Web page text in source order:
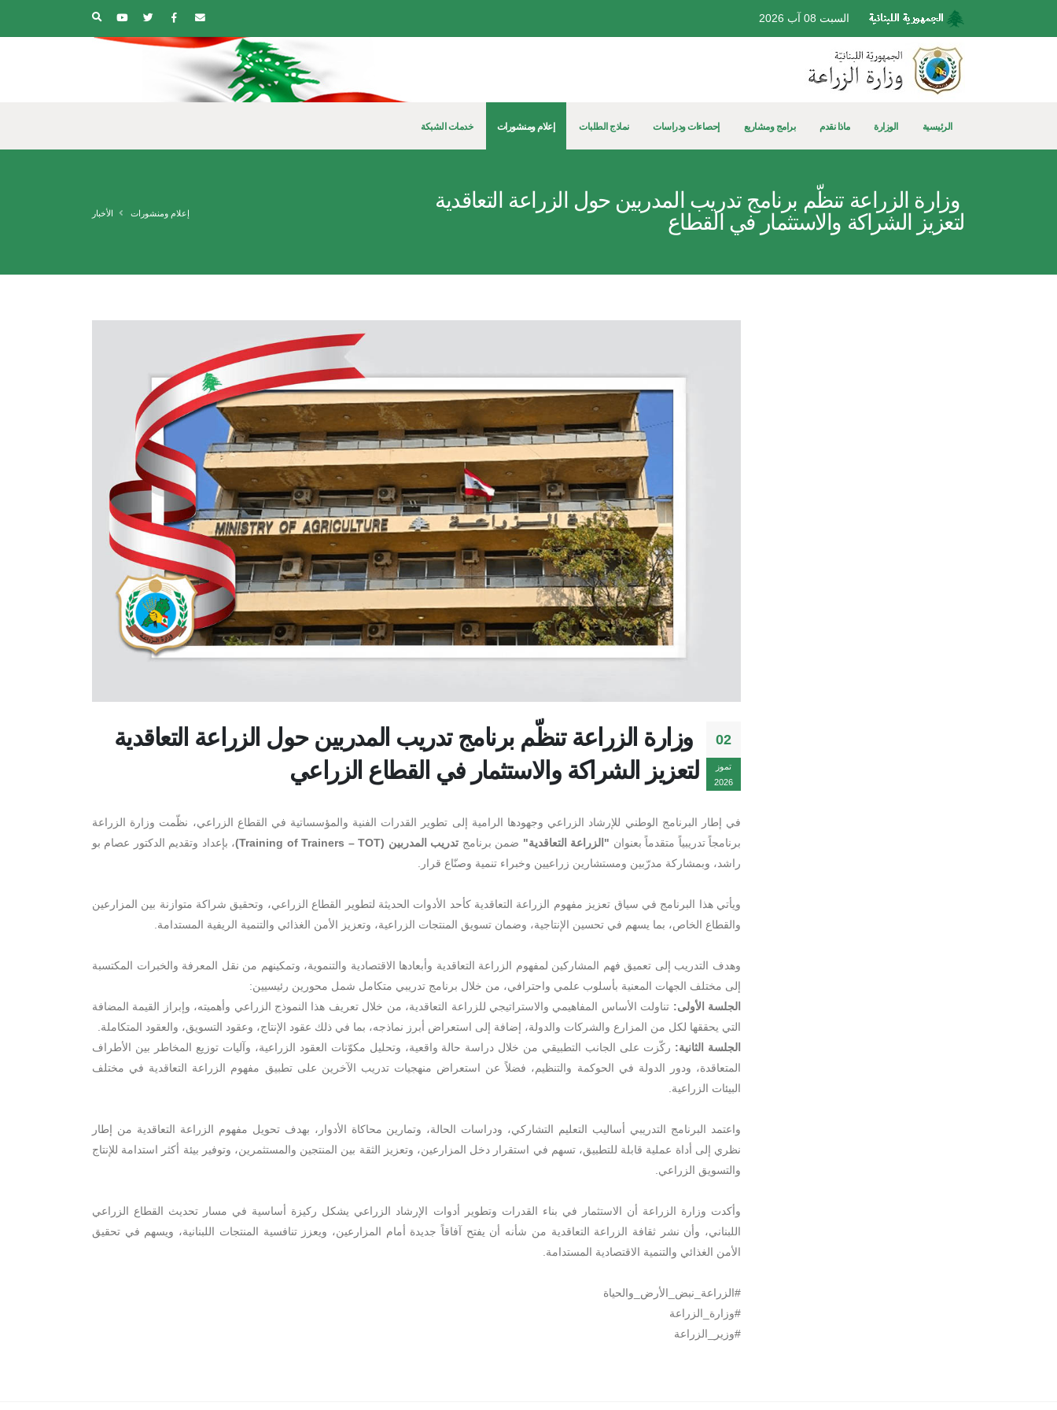
السبت 08 آب 2026
الرئيسية الوزارة ماذا نقدم برامج ومشاريع إحصاءات ودراسات نماذج الطلبات إعلام ومنشورات خدمات الشبكة
وزارة الزراعة تنظّم برنامج تدريب المدربين حول الزراعة التعاقدية
لتعزيز الشراكة والاستثمار في القطاع
إعلام ومنشورات الأخبار
02
تموز
2026
وزارة الزراعة تنظّم برنامج تدريب المدربين حول الزراعة التعاقدية
لتعزيز الشراكة والاستثمار في القطاع الزراعي
في إطار البرنامج الوطني للإرشاد الزراعي وجهودها الرامية إلى تطوير القدرات الفنية والمؤسساتية في القطاع الزراعي، نظّمت وزارة الزراعة
برنامجاً تدريبياً متقدماً بعنوان " الزراعة التعاقدية" ضمن برنامج تدريب المدربين (Training of Trainers – TOT)
، بإعداد وتقديم الدكتور عصام بو
راشد، وبمشاركة مدرّبين ومستشارين زراعيين وخبراء تنمية وصنّاع قرار.
ويأتي هذا البرنامج في سياق تعزيز مفهوم الزراعة التعاقدية كأحد الأدوات الحديثة لتطوير القطاع الزراعي، وتحقيق شراكة متوازنة بين المزارعين
والقطاع الخاص، بما يسهم في تحسين الإنتاجية، وضمان تسويق المنتجات الزراعية، وتعزيز الأمن الغذائي والتنمية الريفية المستدامة.
وهدف التدريب إلى تعميق فهم المشاركين لمفهوم الزراعة التعاقدية وأبعادها الاقتصادية والتنموية، وتمكينهم من نقل المعرفة والخبرات المكتسبة
إلى مختلف الجهات المعنية بأسلوب علمي واحترافي، من خلال برنامج تدريبي متكامل شمل محورين رئيسيين:
الجلسة الأولى: تناولت الأساس المفاهيمي والاستراتيجي للزراعة التعاقدية، من خلال تعريف هذا النموذج الزراعي وأهميته، وإبراز القيمة المضافة
التي يحققها لكل من المزارع والشركات والدولة، إضافة إلى استعراض أبرز نماذجه، بما في ذلك عقود الإنتاج، وعقود التسويق، والعقود المتكاملة.
الجلسة الثانية: ركّزت على الجانب التطبيقي من خلال دراسة حالة واقعية، وتحليل مكوّنات العقود الزراعية، وآليات توزيع المخاطر بين الأطراف
المتعاقدة، ودور الدولة في الحوكمة والتنظيم، فضلاً عن استعراض منهجيات تدريب الآخرين على تطبيق مفهوم الزراعة التعاقدية في مختلف
البيئات الزراعية.
واعتمد البرنامج التدريبي أساليب التعليم التشاركي، ودراسات الحالة، وتمارين محاكاة الأدوار، بهدف تحويل مفهوم الزراعة التعاقدية من إطار
نظري إلى أداة عملية قابلة للتطبيق، تسهم في استقرار دخل المزارعين، وتعزيز الثقة بين المنتجين والمستثمرين، وتوفير بيئة أكثر استدامة للإنتاج
والتسويق الزراعي.
وأكدت وزارة الزراعة أن الاستثمار في بناء القدرات وتطوير أدوات الإرشاد الزراعي يشكل ركيزة أساسية في مسار تحديث القطاع الزراعي
اللبناني، وأن نشر ثقافة الزراعة التعاقدية من شأنه أن يفتح آفاقاً جديدة أمام المزارعين، ويعزز تنافسية المنتجات اللبنانية، ويسهم في تحقيق
الأمن الغذائي والتنمية الاقتصادية المستدامة.
#الزراعة_نبض_الأرض_والحياة
#وزارة_الزراعة
#وزير_الزراعة